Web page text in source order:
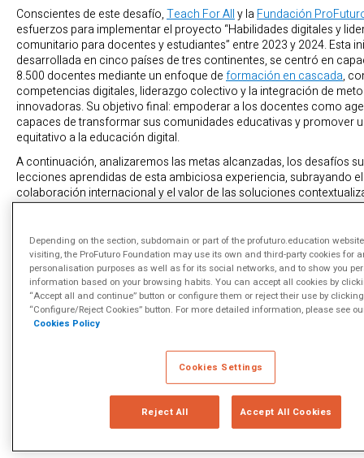
Conscientes de este desafío,Teach For Ally laFundación
esfuerzos para implementar el proyecto “Habilidades digitales y
comunitario para docentes y estudiantes” entre 2023 y 2024. Esta
desarrollada en cinco países de tres continentes, se centró en
8.500 docentes mediante un enfoque deformación en cascada,
competencias digitales, liderazgo colectivo y la integración de
innovadoras. Su objetivo final: empoderar a los docentes como
capaces de transformar sus comunidades educativas y promover
equitativo a la educación digital.
A continuación, analizaremos las metas alcanzadas, los desafíos
lecciones aprendidas de esta ambiciosa experiencia, subrayando
colaboración internacional y el valor de las soluciones
construir un futuro educativo más justo e inclusivo.
La brecha digital en la
siglo XXI
educación, personalizar el aprendizaje y preparar a las nuevas
mundo en constante transformación. Sin embargo, la brecha
profunda. Según la UNESCO, las disparidades en el acceso y uso
solo marginan a estudiantes sin recursos, sino que también limitan
docentes que carecen de competencias digitales sólidas. Esta
con perpetuar las injusticias educativas y lastran las perspectivas
Depending on the section, subdomain or part of the profuturo.education
visiting, the ProFuturo Foundation may use its own and third-party cookies for
personalisation purposes as well as for its social networks, and to show you
information based on your browsing habits. You can accept all cookies by
“Accept all and continue” button or configure them or reject their use by
“Configure/Reject Cookies” button. For more detailed information, please see
Cookies Policy
Cookies Settings
Reject All Accept All Cookies